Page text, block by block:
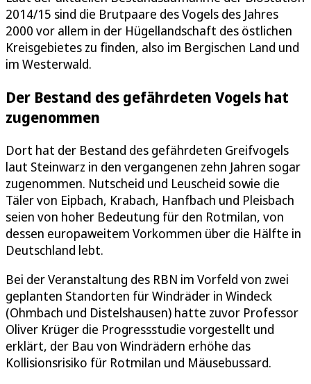
2014/15 sind die Brutpaare des Vogels des Jahres
2000 vor allem in der Hügellandschaft des östlichen
Kreisgebietes zu finden, also im Bergischen Land und
im Westerwald.
Der Bestand des gefährdeten Vogels hat
zugenommen
Dort hat der Bestand des gefährdeten Greifvogels
laut Steinwarz in den vergangenen zehn Jahren sogar
zugenommen. Nutscheid und Leuscheid sowie die
Täler von Eipbach, Krabach, Hanfbach und Pleisbach
seien von hoher Bedeutung für den Rotmilan, von
dessen europaweitem Vorkommen über die Hälfte in
Deutschland lebt.
Bei der Veranstaltung des RBN im Vorfeld von zwei
geplanten Standorten für Windräder in Windeck
(Ohmbach und Distelshausen) hatte zuvor Professor
Oliver Krüger die Progressstudie vorgestellt und
erklärt, der Bau von Windrädern erhöhe das
Kollisionsrisiko für Rotmilan und Mäusebussard.